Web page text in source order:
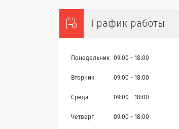
График работы
Понедельник 09:00 18:00
Вторник 09:00 18:00
Среда 09:00 18:00
Четверг 09:00 18:00